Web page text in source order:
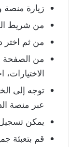
زيارة منصة
من شريط
من ثم اختر
من الصفحة
توجه إلى
عبر منصة
يمكن تسجيل
قم بتعبئة